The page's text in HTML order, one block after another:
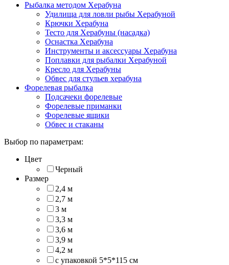
Рыбалка методом Херабуна
Удилища для ловли рыбы Херабуной
Крючки Херабуна
Тесто для Херабуны (насадка)
Оснастка Херабуна
Инструменты и аксессуары Херабуна
Поплавки для рыбалки Херабуной
Кресло для Херабуны
Обвес для стульев херабуна
Форелевая рыбалка
Подсачеки форелевые
Форелевые приманки
Форелевые ящики
Обвес и стаканы
Выбор по параметрам:
Цвет
Черный
Размер
2,4 м
2,7 м
3 м
3,3 м
3,6 м
3,9 м
4,2 м
с упаковкой 5*5*115 см